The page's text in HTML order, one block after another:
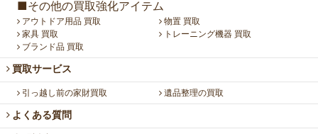
■その他の買取強化アイテム
アウトドア用品 買取
物置 買取
家具 買取
トレーニング機器 買取
ブランド品 買取
買取サービス
引っ越し前の家財買取 遺品整理の買取
よくある質問